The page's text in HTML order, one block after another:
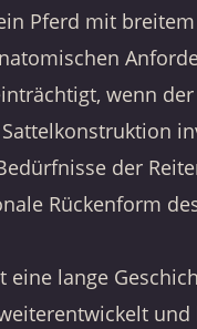
Pferd mit breitem
wenn
der
Rückenform
eine lange